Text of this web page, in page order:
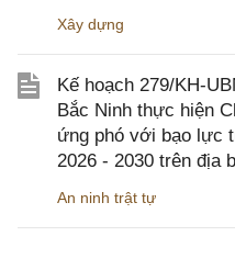
Xây dựng
Kế hoạch 279/KH-
Bắc Ninh thực hiện
ứng phó với bạo lực
2026 - 2030 trên địa
An ninh trật tự